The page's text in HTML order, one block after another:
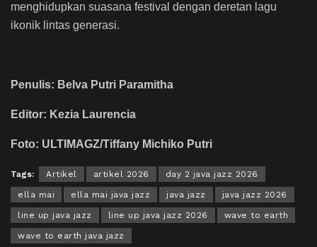
menghidupkan suasana festival dengan deretan lagu
ikonik lintas generasi.
Penulis: Belva Putri Paramitha
Editor: Kezia Laurencia
Foto: ULTIMAGZ/Tiffany Michiko Putri
Tags: Artikel artikel 2026 day 2 java jazz 2026
ella mai ella mai java jazz java jazz java jazz 2026
line up java jazz line up java jazz 2026 wave to earth
wave to earth java jazz